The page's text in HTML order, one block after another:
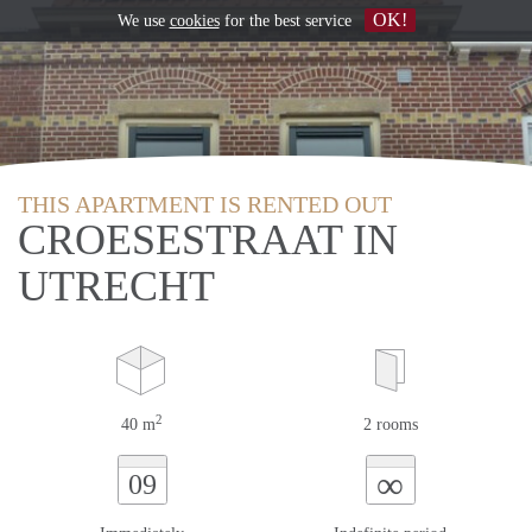
THIS APARTMENT IS RENTED OUT
CROESESTRAAT IN
UTRECHT
40 m2 2 rooms
09 ∞
We use cookiesfor the best service OK!